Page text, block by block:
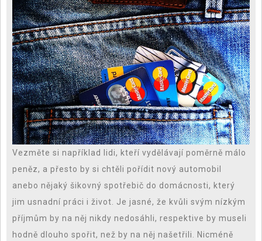
Vezměte si například lidi, kteří vydělávají poměrně málo
peněz, a přesto by si chtěli pořídit nový automobil
anebo nějaký šikovný spotřebič do domácnosti, který
jim usnadní práci i život. Je jasné, že kvůli svým nízkým
příjmům by na něj nikdy nedosáhli, respektive by museli
hodně dlouho spořit, než by na něj našetřili. Nicméně